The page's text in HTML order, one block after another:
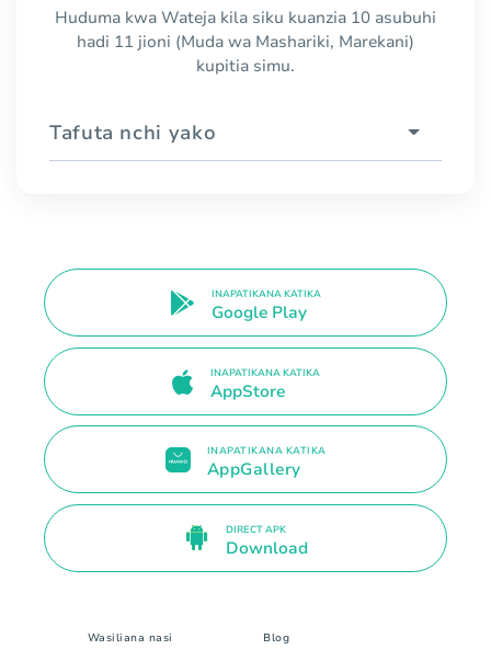
Huduma kwa Wateja kila siku kuanzia 10 asubuhi
hadi 11 jioni (Muda wa Mashariki, Marekani)
kupitia simu.
Tafuta nchi yako
INAPATIKANA KATIKA
Google Play
INAPATIKANA KATIKA
AppStore
INAPATIKANA KATIKA
AppGallery
DIRECT APK
Download
Wasiliana nasi Blog